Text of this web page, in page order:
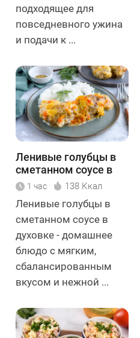
подходящее для
повседневного ужина
и подачи к ...
Ленивые голубцы в
сметанном соусе в
духовке
1 час 138 Ккал
Ленивые голубцы в
сметанном соусе в
духовке - домашнее
блюдо с мягким,
сбалансированным
вкусом и нежной ...